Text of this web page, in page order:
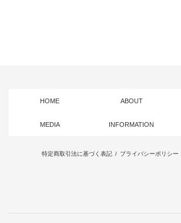
HOME ABOUT
MEDIA INFORMATION
特定商取引法に基づく表記 / プライバシーポリシー